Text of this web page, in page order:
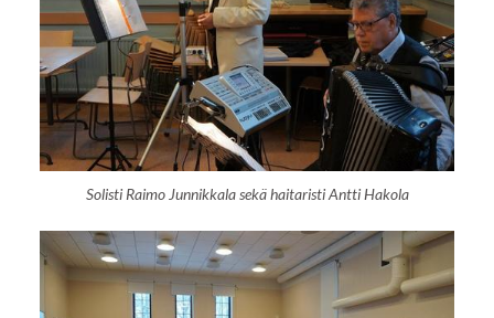
Solisti Raimo Junnikkala sekä haitaristi Antti Hakola